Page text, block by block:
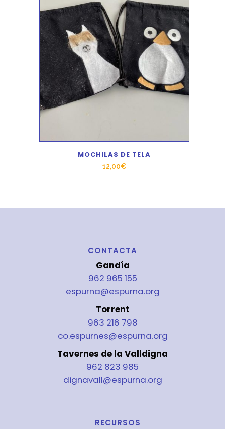
MOCHILAS DE TELA
12,00€
CONTACTA
Gandía
962 965 155
espurna@espurna.org
Torrent
963 216 798
co.espurnes@espurna.org
Tavernes de la Valldigna
962 823 985
dignavall@espurna.org
RECURSOS